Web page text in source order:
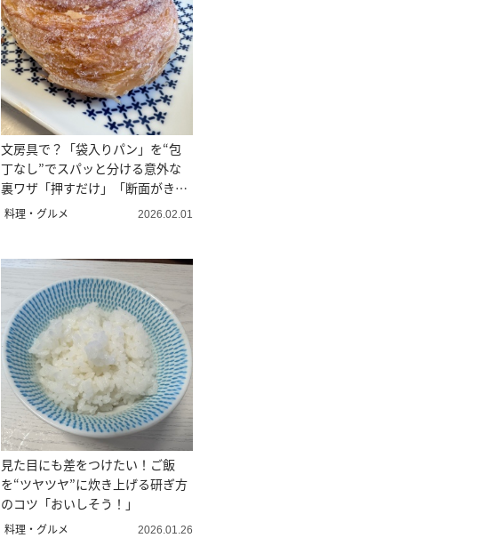
文房具で？「袋入りパン」を“包
丁なし”でスパッと分ける意外な
裏ワザ「押すだけ」「断面がきれ
い」
料理・グルメ 2026.02.01
見た目にも差をつけたい！ご飯
を“ツヤツヤ”に炊き上げる研ぎ方
のコツ「おいしそう！」
料理・グルメ 2026.01.26